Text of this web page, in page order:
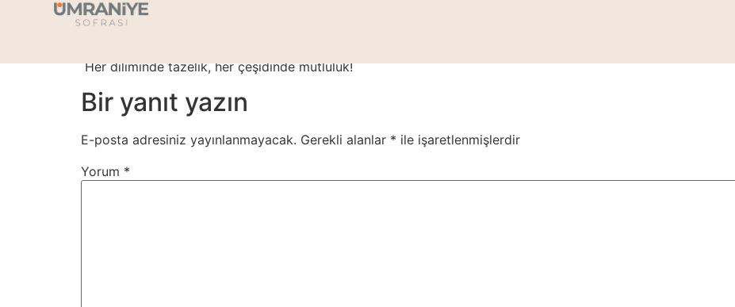
Dilim Pasta Çeşitleri Adet
Her diliminde tazelik, her çeşidinde mutluluk!
Bir yanıt yazın
E-posta adresiniz yayınlanmayacak. Gerekli alanlar * ile işaretlenmişlerdir
Yorum *